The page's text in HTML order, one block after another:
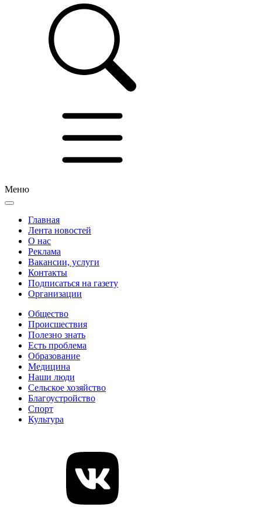
Меню
Главная
Лента новостей
О нас
Реклама
Вакансии, услуги
Контакты
Подписаться на газету
Организации
Общество
Происшествия
Полезно знать
Есть проблема
Образование
Медицина
Наши люди
Сельское хозяйство
Благоустройство
Спорт
Культура